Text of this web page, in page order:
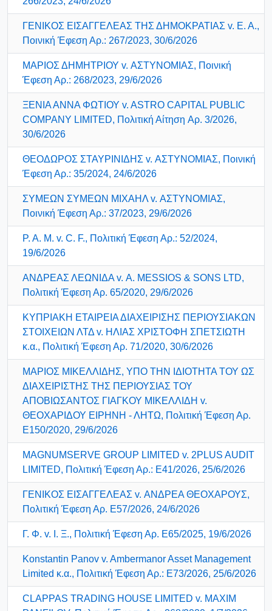
ΓΕΝΙΚΟΣ ΕΙΣΑΓΓΕΛΕΑΣ ΤΗΣ ΔΗΜΟΚΡΑΤΙΑΣ v. Ε. Α.,
Ποινική Έφεση Αρ.: 267/2023, 30/6/2026
ΜΑΡΙΟΣ ΔΗΜΗΤΡΙΟΥ v. ΑΣΤΥΝΟΜΙΑΣ, Ποινική
Έφεση Αρ.: 268/2023, 29/6/2026
ΞΕΝΙΑ ΑΝΝΑ ΦΩΤΙΟΥ v. ASTRO CAPITAL PUBLIC
COMPANY LIMITED, Πολιτική Αίτηση Aρ. 3/2026,
30/6/2026
ΘΕΟΔΩΡΟΣ ΣΤΑΥΡΙΝΙΔΗΣ v. ΑΣΤΥΝΟΜΙΑΣ, Ποινική
Έφεση Αρ.: 35/2024, 24/6/2026
ΣΥΜΕΩΝ ΣΥΜΕΩΝ ΜΙΧΑΗΛ v. ΑΣΤΥΝΟΜΙΑΣ,
Ποινική Έφεση Αρ.: 37/2023, 29/6/2026
P. A. M. v. C. F., Πολιτική Έφεση Αρ.: 52/2024,
19/6/2026
ΑΝΔΡΕΑΣ ΛΕΩΝΙΔΑ v. Α. MESSIOS & SONS LTD,
Πολιτική Έφεση Αρ. 65/2020, 29/6/2026
ΚΥΠΡΙΑΚΗ ΕΤΑΙΡΕΙΑ ΔΙΑΧΕΙΡΙΣΗΣ ΠΕΡΙΟΥΣΙΑΚΩΝ
ΣΤΟΙΧΕΙΩΝ ΛΤΔ v. ΗΛΙΑΣ ΧΡΙΣΤΟΦΗ ΣΠΕΤΣΙΩΤΗ
κ.α., Πολιτική Έφεση Αρ. 71/2020, 30/6/2026
ΜΑΡΙΟΣ ΜΙΚΕΛΛΙΔΗΣ, ΥΠΟ ΤΗΝ ΙΔΙΟΤΗΤΑ ΤΟΥ ΩΣ
ΔΙΑΧΕΙΡΙΣΤΗΣ ΤΗΣ ΠΕΡΙΟΥΣΙΑΣ ΤΟΥ
ΑΠΟΒΙΩΣΑΝΤΟΣ ΓΙΑΓΚΟΥ ΜΙΚΕΛΛΙΔΗ v.
ΘΕΟΧΑΡΙΔΟΥ ΕΙΡΗΝΗ - ΛΗΤΩ, Πολιτική Έφεση Αρ.
E150/2020, 29/6/2026
MAGNUMSERVE GROUP LIMITED v. 2PLUS AUDIT
LIMITED, Πολιτική Έφεση Αρ.: Ε41/2026, 25/6/2026
ΓΕΝΙΚΟΣ ΕΙΣΑΓΓΕΛΕΑΣ v. ΑΝΔΡΕΑ ΘΕΟΧΑΡΟΥΣ,
Πολιτική Έφεση Αρ. E57/2026, 24/6/2026
Γ. Φ. v. Ι. Ξ., Πολιτική Έφεση Αρ. Ε65/2025, 19/6/2026
Konstantin Panov v. Ambermanor Asset Management
Limited κ.α., Πολιτική Έφεση Αρ.: Ε73/2026, 25/6/2026
CLAPPAS TRADING HOUSE LIMITED v. MAXIM